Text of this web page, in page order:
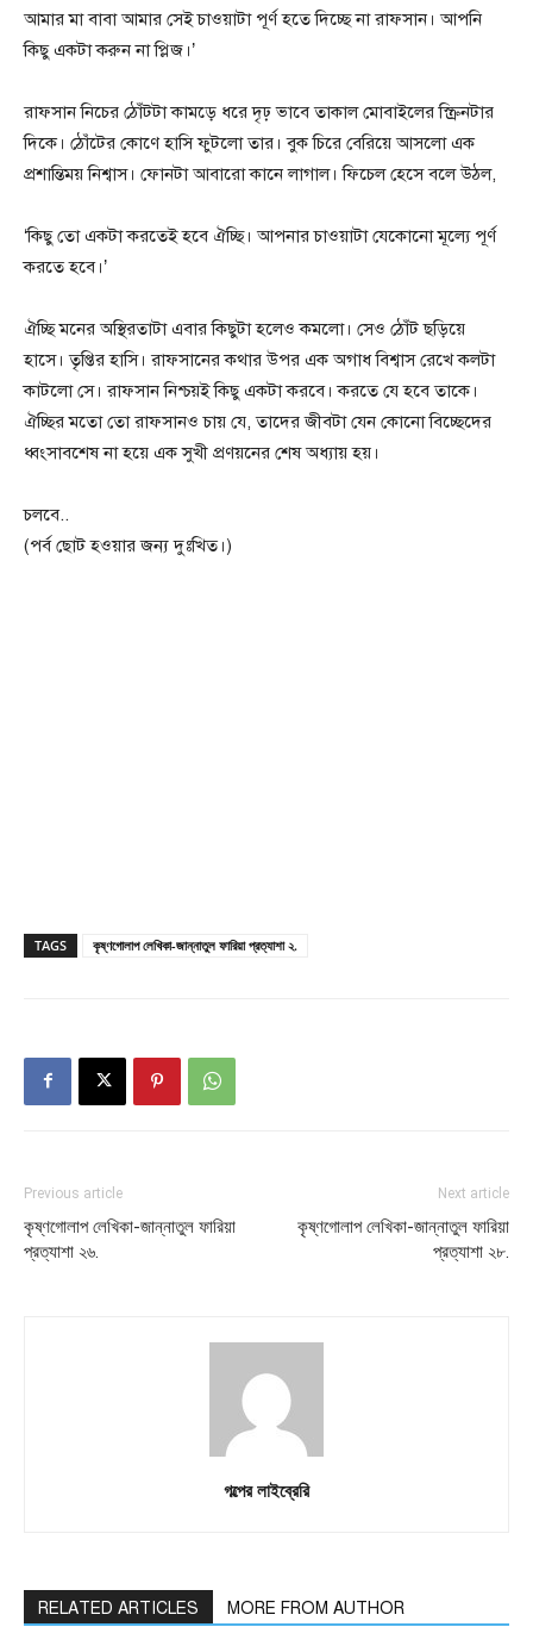
আমার মা বাবা আমার সেই চাওয়াটা পূর্ণ হতে দিচ্ছে না রাফসান। আপনি
কিছু একটা করুন না প্লিজ।’
রাফসান নিচের ঠোঁটটা কামড়ে ধরে দৃঢ় ভাবে তাকাল মোবাইলের স্ক্রিনটার
দিকে। ঠোঁটের কোণে হাসি ফুটলো তার। বুক চিরে বেরিয়ে আসলো এক
প্রশান্তিময় নিশ্বাস। ফোনটা আবারো কানে লাগাল। ফিচেল হেসে বলে উঠল,
‘কিছু তো একটা করতেই হবে ঐচ্ছি। আপনার চাওয়াটা যেকোনো মূল্যে পূর্ণ
করতে হবে।’
ঐচ্ছি মনের অস্থিরতাটা এবার কিছুটা হলেও কমলো। সেও ঠোঁট ছড়িয়ে
হাসে। তৃপ্তির হাসি। রাফসানের কথার উপর এক অগাধ বিশ্বাস রেখে কলটা
কাটলো সে। রাফসান নিশ্চয়ই কিছু একটা করবে। করতে যে হবে তাকে।
ঐচ্ছির মতো তো রাফসানও চায় যে, তাদের জীবটা যেন কোনো বিচ্ছেদের
ধ্বংসাবশেষ না হয়ে এক সুখী প্রণয়নের শেষ অধ্যায় হয়।
চলবে..
(পর্ব ছোট হওয়ার জন্য দুঃখিত।)
TAGS কৃষ্ণগোলাপ লেখিকা-জান্নাতুল ফারিয়া প্রত্যাশা ২.
Previous article
কৃষ্ণগোলাপ লেখিকা-জান্নাতুল ফারিয়া
প্রত্যাশা ২৬.
Next article
কৃষ্ণগোলাপ লেখিকা-জান্নাতুল ফারিয়া
প্রত্যাশা ২৮.
গল্পের লাইব্রেরি
RELATED ARTICLES MORE FROM AUTHOR